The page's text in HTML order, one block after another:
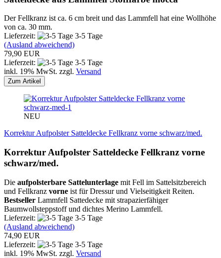
Der Fellkranz ist ca. 6 cm breit und das Lammfell hat eine Wollhöhe
von ca. 30 mm.
Lieferzeit:
3-5 Tage
(Ausland abweichend)
79,90 EUR
Lieferzeit:
3-5 Tage
inkl. 19% MwSt. zzgl. Versand
Zum Artikel
NEU
Korrektur Aufpolster Satteldecke Fellkranz vorne schwarz/med.
Korrektur Aufpolster Satteldecke Fellkranz vorne
schwarz/med.
Die aufpolsterbare Sattelunterlage mit Fell im Sattelsitzbereich
und Fellkranz vorne ist für Dressur und Vielseitigkeit Reiten.
Bestseller Lammfell Sattedecke mit strapazierfähiger
Baumwollsteppstoff und dichtes Merino Lammfell.
Lieferzeit:
3-5 Tage
(Ausland abweichend)
74,90 EUR
Lieferzeit:
3-5 Tage
inkl. 19% MwSt. zzgl. Versand